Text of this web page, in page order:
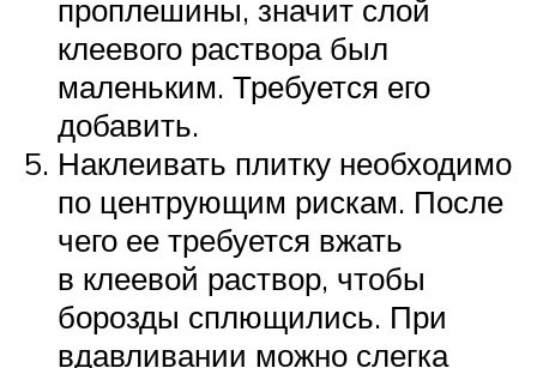
проплешины, значит слой
клеевого раствора был
маленьким. Требуется его
добавить.
Наклеивать плитку необходимо
по центрующим рискам. После
чего ее требуется вжать
в клеевой раствор, чтобы
борозды сплющились. При
вдавливании можно слегка